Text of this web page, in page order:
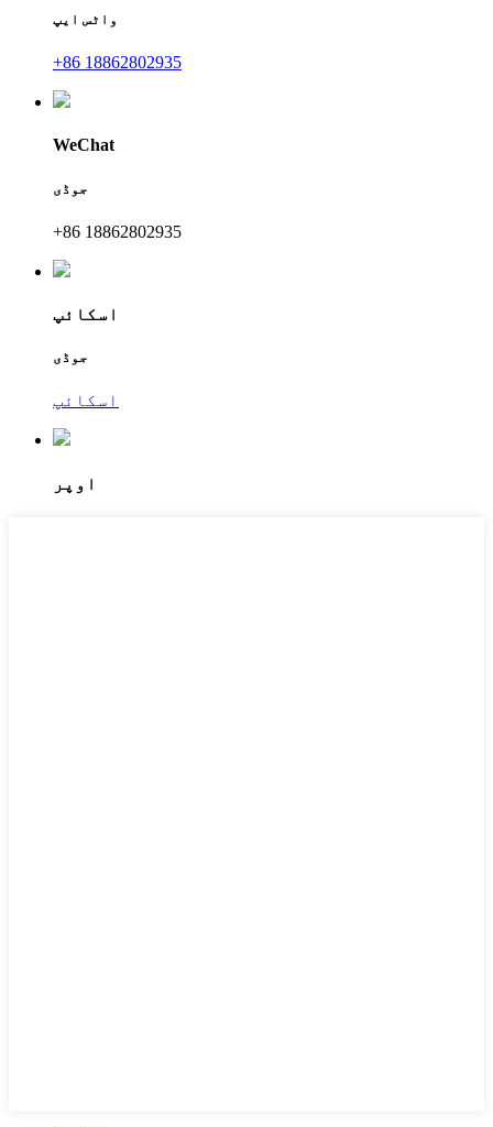
واٹس ایپ
+86 18862802935
WeChat
جوڈی
+86 18862802935
اسکائپ
جوڈی
اسکائپ
اوپر